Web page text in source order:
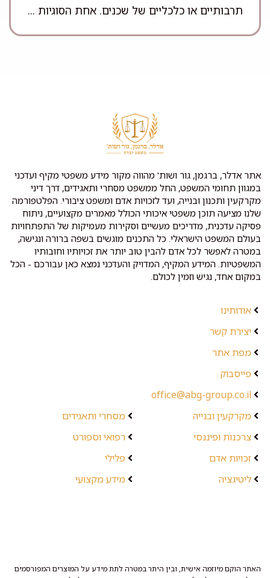
תרבותיים או כלכליים של שכנים. אחת הסוגיות ...
אתר אדלר, ברגמן, גור ושות' מהווה מקור מידע משפטי מקיף ועדכני
במגוון תחומי המשפט, החל ממשפט מסחרי ותאגידים, דרך דיני
מקרקעין ותכנון ובנייה, ועד לזכויות אדם ומשפט ציבורי. הפלטפורמה
שלנו מציעה תוכן משפטי איכותי הכולל מאמרים מקצועיים, ניתוח
פסיקה עדכנית, מדריכים מעשיים וסקירות מעמיקות של התפתחויות
בעולם המשפט הישראלי. כל התכנים מוגשים בשפה ברורה ונגישה,
במטרה לאפשר לכל אדם להבין טוב יותר את זכויותיו וחובותיו
המשפטיות. המידע המקיף, המדויק והעדכני נמצא כאן עבורכם - הכל
במקום אחד, נגיש וזמין לכולם.
אודותינו
יצירת קשר
מפת אתר
פייסבוק
office@abg-group.co.il
מקרקעין ובנייה
צרכנות ופיננסי
זכויות אדם
ליטיגציה
מסחרי ותאגידים
רפואי וספורט
פלילי
מידע מקצועי
האתר הוקם מיוזמה אישית, ובין היתר במטרה לתת מידע על המוצרים המפורסמים